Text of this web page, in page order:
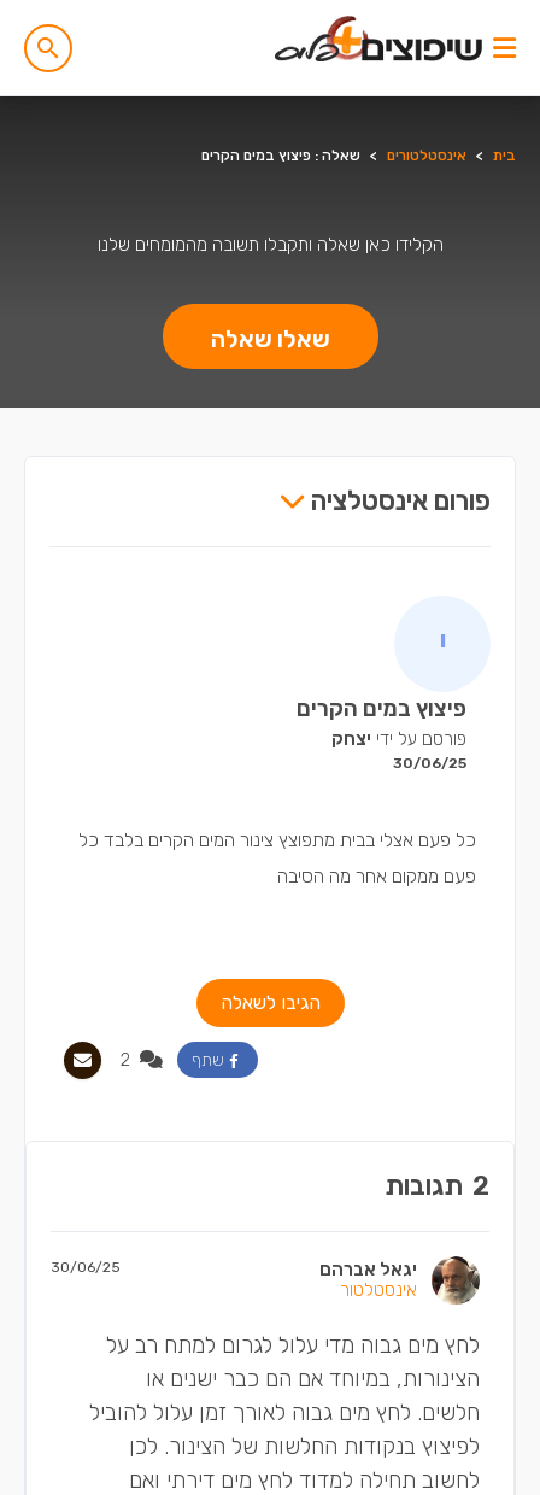
בית > אינסטלטורים > שאלה : פיצוץ במים הקרים
הקלידו כאן שאלה ותקבלו תשובה מהמומחים שלנו
שאלו שאלה
פורום אינסטלציה
פיצוץ במים הקרים
פורסם על ידי יצחק
30/06/25
כל פעם אצלי בבית מתפוצץ צינור המים הקרים בלבד כל
פעם ממקום אחר מה הסיבה
הגיבו לשאלה
שתף
2 תגובות
יגאל אברהם
אינסטלטור
30/06/25
לחץ מים גבוה מדי עלול לגרום למתח רב על
הצינורות, במיוחד אם הם כבר ישנים או
חלשים. לחץ מים גבוה לאורך זמן עלול להוביל
לפיצוץ בנקודות החלשות של הצינור. לכן
לחשוב תחילה למדוד לחץ מים דירתי ואם